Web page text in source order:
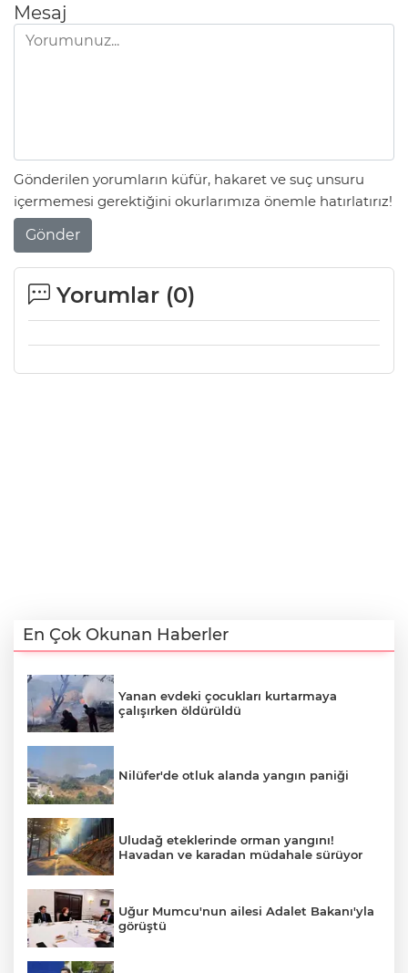
Mesaj
Gönderilen yorumların küfür, hakaret ve suç unsuru
içermemesi gerektiğini okurlarımıza önemle hatırlatırız!
Gönder
Yorumlar (0)
En Çok Okunan Haberler
Yanan evdeki çocukları kurtarmaya
çalışırken öldürüldü
Nilüfer'de otluk alanda yangın paniği
Uludağ eteklerinde orman yangını!
Havadan ve karadan müdahale sürüyor
Uğur Mumcu'nun ailesi Adalet Bakanı'yla
görüştü